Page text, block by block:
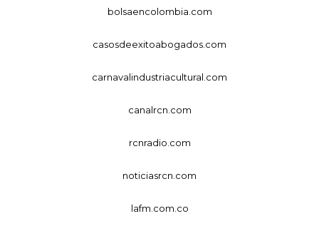
bolsaencolombia.com
casosdeexitoabogados.com
carnavalindustriacultural.com
canalrcn.com
rcnradio.com
noticiasrcn.com
lafm.com.co